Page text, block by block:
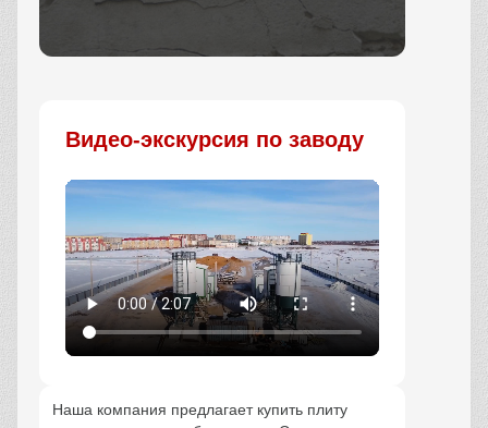
Видео-экскурсия по заводу
Наша компания предлагает купить плиту